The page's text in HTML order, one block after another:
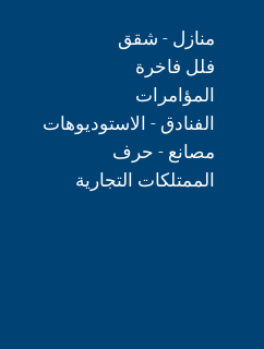
منازل - شقق
فلل فاخرة
المؤامرات
الفنادق - الاستوديوهات
مصانع - حرف
الممتلكات التجارية